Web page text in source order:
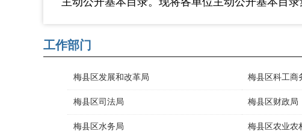
工作部门
梅县区发展和改革局 梅县区科工商
梅县区司法局 梅县区财政局
梅县区水务局 梅县区农业农